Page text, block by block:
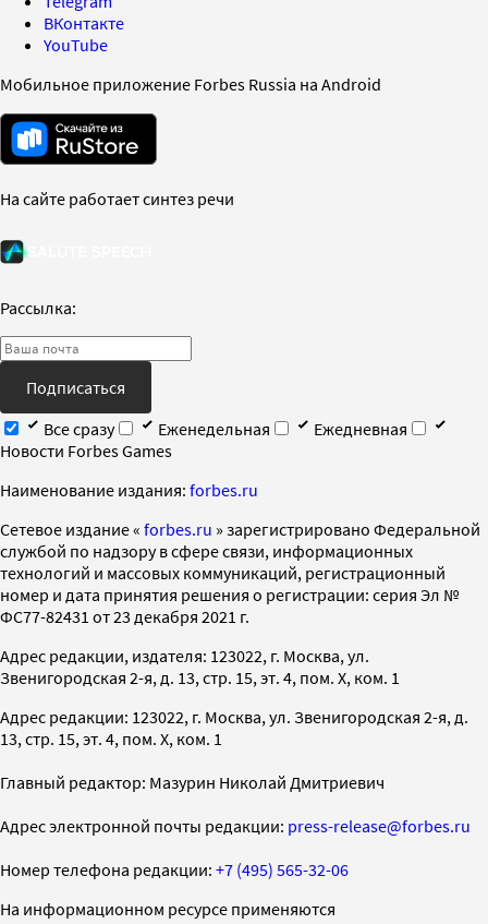
ВКонтакте
YouTube
Мобильное приложение Forbes Russia на Android
На сайте работает синтез речи
Рассылка:
Подписаться
Все сразу
Еженедельная
Ежедневная
Новости Forbes Games
Наименование издания: forbes.ru
Cетевое издание « forbes.ru » зарегистрировано Федеральной
службой по надзору в сфере связи, информационных
технологий и массовых коммуникаций, регистрационный
номер и дата принятия решения о регистрации: серия Эл №
ФС77-82431 от 23 декабря 2021 г.
Адрес редакции, издателя: 123022, г. Москва, ул.
Звенигородская 2-я, д. 13, стр. 15, эт. 4, пом. X, ком. 1
Адрес редакции: 123022, г. Москва, ул. Звенигородская 2-я, д.
13, стр. 15, эт. 4, пом. X, ком. 1
Главный редактор: Мазурин Николай Дмитриевич
Адрес электронной почты редакции: press-release@forbes.ru
Номер телефона редакции: +7 (495) 565-32-06
На информационном ресурсе применяются